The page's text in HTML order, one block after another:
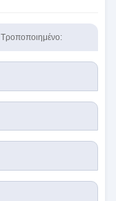
Τροποποιημένο: